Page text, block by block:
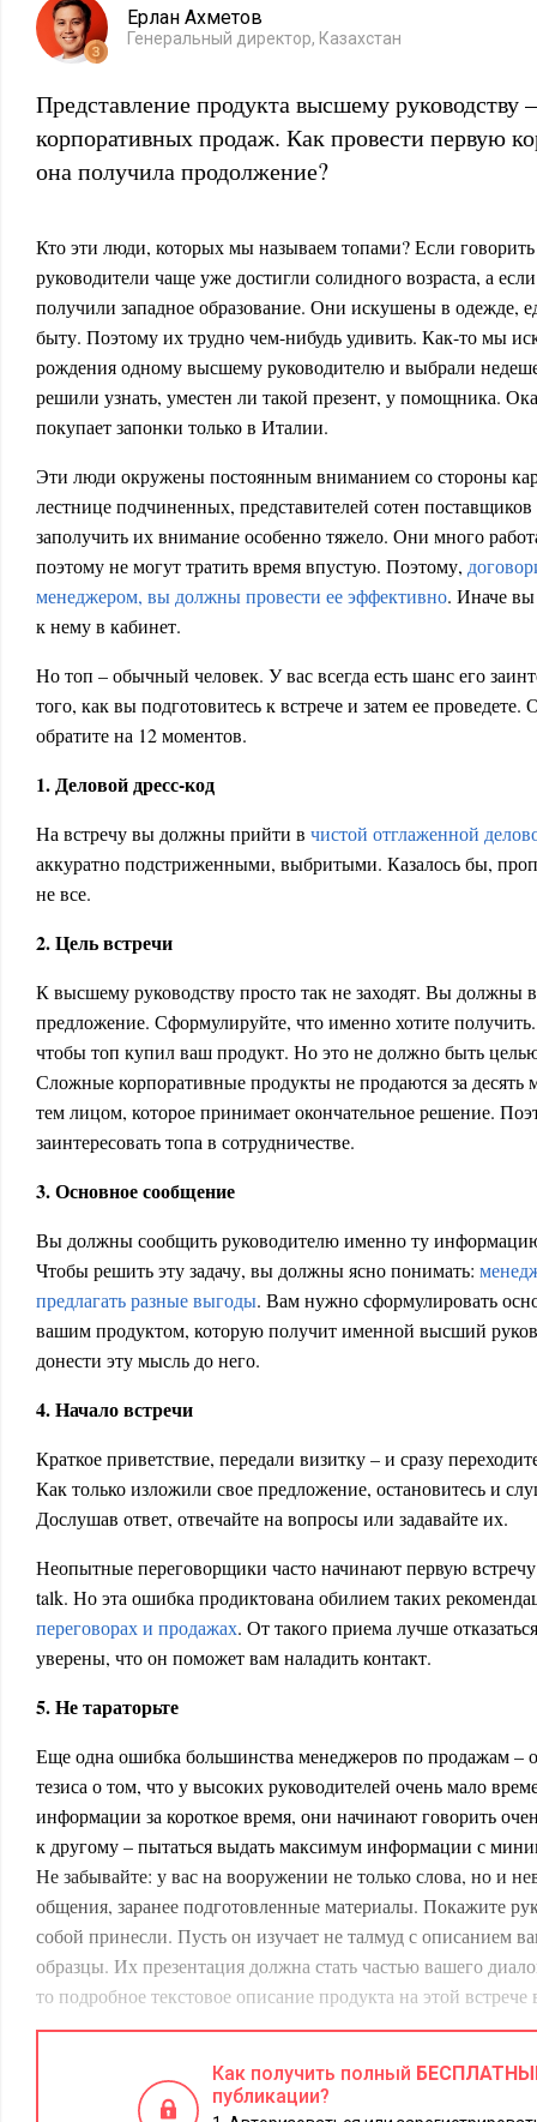
Ерлан Ахметов
Генеральный директор, Казахстан
Представление продукта высшему руководству
корпоративных продаж. Как провести первую
она получила продолжение?
Кто эти люди, которых мы называем топами? Если
руководители чаще уже достигли солидного возраста, а
получили западное образование. Они искушены в одежде,
быту. Поэтому их трудно чем-нибудь удивить. Как-то мы
рождения одному высшему руководителю и выбрали
решили узнать, уместен ли такой презент, у помощника.
покупает запонки только в Италии.
Эти люди окружены постоянным вниманием со стороны
лестнице подчиненных, представителей сотен
заполучить их внимание особенно тяжело. Они много
поэтому не могут тратить время впустую. Поэтому,
менеджером, вы должны провести ее эффективно. Иначе вы
к нему в кабинет.
Но топ – обычный человек. У вас всегда есть шанс его
того, как вы подготовитесь к встрече и затем ее
обратите на 12 моментов.
1. Деловой дресс-код
На встречу вы должны прийти в чистой отглаженной
аккуратно подстриженными, выбритыми. Казалось бы,
не все.
2. Цель встречи
К высшему руководству просто так не заходят. Вы должны
предложение. Сформулируйте, что именно хотите
чтобы топ купил ваш продукт. Но это не должно быть
Сложные корпоративные продукты не продаются за десять
тем лицом, которое принимает окончательное решение.
заинтересовать топа в сотрудничестве.
3. Основное сообщение
Вы должны сообщить руководителю именно ту информацию,
Чтобы решить эту задачу, вы должны ясно понимать:
предлагать разные выгоды. Вам нужно сформулировать
вашим продуктом, которую получит именной высший
донести эту мысль до него.
4. Начало встречи
Краткое приветствие, передали визитку – и сразу
Как только изложили свое предложение, остановитесь и
Дослушав ответ, отвечайте на вопросы или задавайте их.
Неопытные переговорщики часто начинают первую
talk. Но эта ошибка продиктована обилием таких
переговорах и продажах. От такого приема лучше
уверены, что он поможет вам наладить контакт.
5. Не тараторьте
Еще одна ошибка большинства менеджеров по продажам –
тезиса о том, что у высоких руководителей очень мало
информации за короткое время, они начинают говорить
к другому – пытаться выдать максимум информации с
Не забывайте: у вас на вооружении не только слова, но и
общения, заранее подготовленные материалы. Покажите
собой принесли. Пусть он изучает не талмуд с описанием
образцы. Их презентация должна стать частью вашего
то подробное текстовое описание продукта на этой
читать этот документ и выкинет его после вашего ухода.
6. Подстройтесь под ритм собеседника
Как получить полный
публикации?